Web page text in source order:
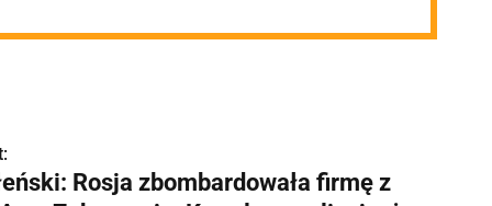
Rosja zbombardowała firmę z